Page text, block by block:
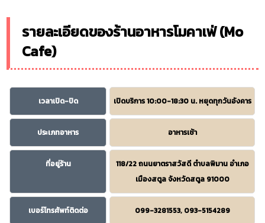
รายละเอียดของร้านอาหารโมคาเฟ่ (Mo
Cafe)
เวลาเปิด-ปิด เปิดบริการ 10:00-18:30 น. หยุดทุกวันอังคาร
ประเภทอาหาร อาหารเช้า
ที่อยู่ร้าน
118/22 ถนนยาตราสวัสดี ตำบลพิมาน อำเภอ
เมืองสตูล จังหวัดสตูล 91000
เบอร์โทรศัพท์ติดต่อ 099-3281553, 093-5154289